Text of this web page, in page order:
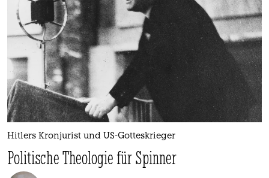
epaper login
Hitlers Kronjurist und US-Gotteskrieger
Politische Theologie für Spinner